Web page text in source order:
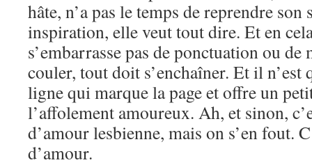
hâte, n’a pas le temps de reprendre
inspiration, elle veut tout dire. Et en
s’embarrasse pas de ponctuation ou
couler, tout doit s’enchaîner. Et il n’est
ligne qui marque la page et offre un
l’affolement amoureux. Ah, et sinon,
d’amour lesbienne, mais on s’en fout.
d’amour.